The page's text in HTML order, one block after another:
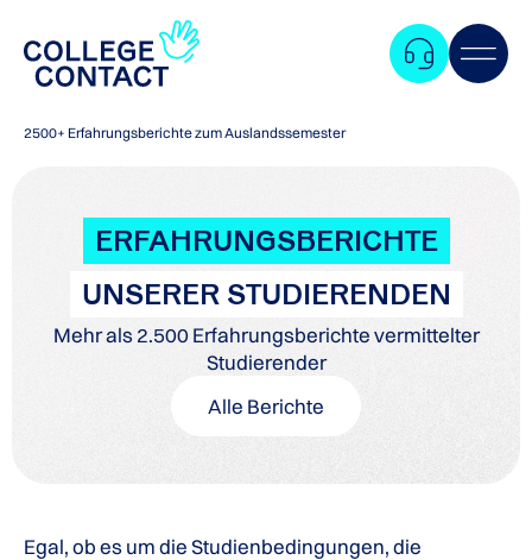
2500+ Erfahrungsberichte zum Auslandssemester
ERFAHRUNGSBERICHTE
UNSERER STUDIERENDEN
Mehr als 2.500 Erfahrungsberichte vermittelter
Studierender
Alle Berichte
Egal, ob es um die Studienbedingungen, die